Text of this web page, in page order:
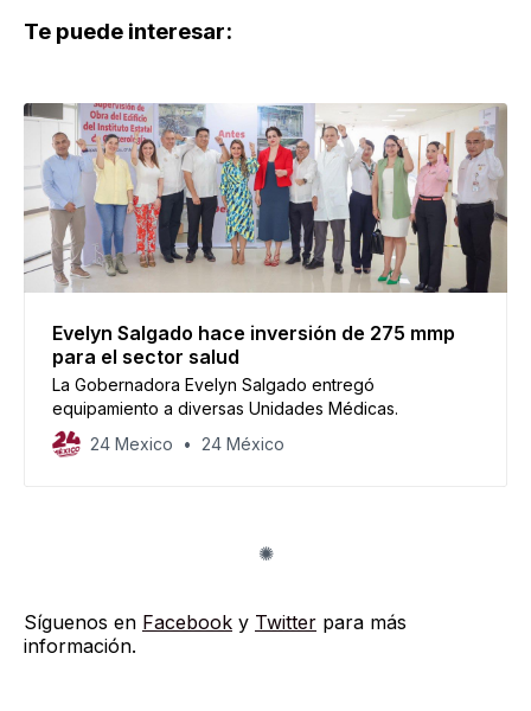
Te puede interesar:
Evelyn Salgado hace inversión de 275 mmp
para el sector salud
La Gobernadora Evelyn Salgado entregó
equipamiento a diversas Unidades Médicas.
24 Mexico
24 México
Síguenos en Facebook y Twitter para más
información.